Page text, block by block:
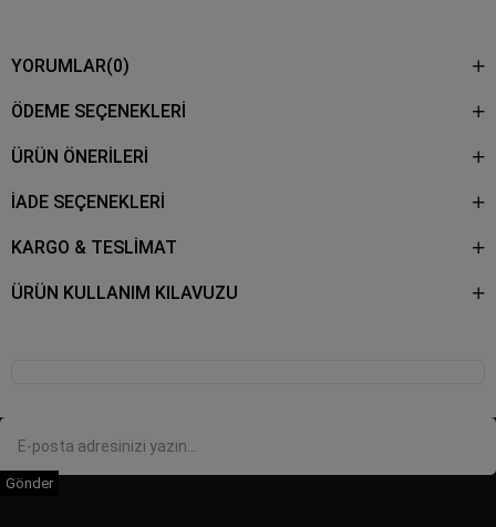
YORUMLAR(0)
ÖDEME SEÇENEKLERI
ÜRÜN ÖNERILERI
İADE SEÇENEKLERİ
KARGO & TESLİMAT
ÜRÜN KULLANIM KILAVUZU
Gönder